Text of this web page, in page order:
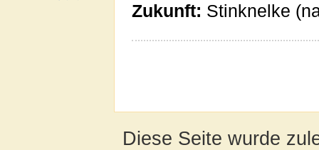
Zukunft: Stinknelke
Diese Seite wurde